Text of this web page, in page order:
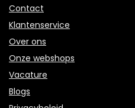
Contact
Klantenservice
Over ons
Onze webshops
Vacature
Blogs